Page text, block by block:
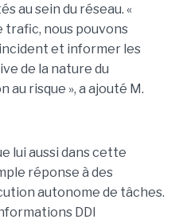
au sein du réseau. «
trafic, nous pouvons
et informer les
de la nature du
au risque », a ajouté M.
lui aussi dans cette
réponse à des
autonome de tâches.
DDI